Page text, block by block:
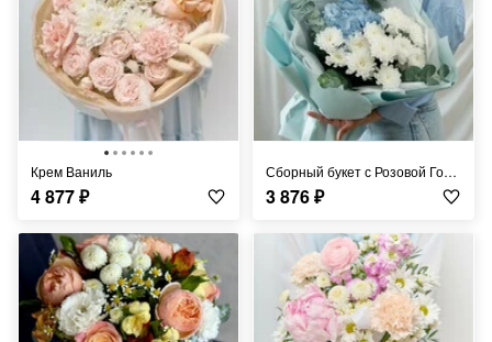
Крем Ваниль
4 877₽
Сборный букет с Розовой Гортензией
3 876₽